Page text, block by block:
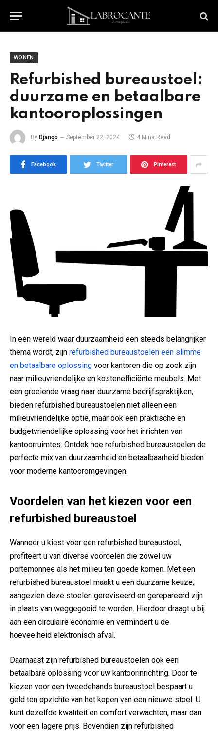
WONEN
Refurbished bureaustoel:
duurzame en betaalbare
kantooroplossingen
By Django September 22, 2024 4 Mins Read
Facebook Twitter Pinterest
In een wereld waar duurzaamheid een steeds belangrijker
thema wordt, zijn refurbished bureaustoelen een slimme
en betaalbare oplossing voor kantoren die op zoek zijn
naar milieuvriendelijke en kostenefficiënte meubels. Met
een groeiende vraag naar duurzame bedrijfspraktijken,
bieden refurbished bureaustoelen niet alleen een
milieuvriendelijke optie, maar ook een praktische en
budgetvriendelijke oplossing voor het inrichten van
kantoorruimtes. Ontdek hoe refurbished bureaustoelen de
perfecte mix van duurzaamheid en betaalbaarheid bieden
voor moderne kantooromgevingen.
Voordelen van het kiezen voor een
refurbished bureaustoel
Wanneer u kiest voor een refurbished bureaustoel,
profiteert u van diverse voordelen die zowel uw
portemonnee als het milieu ten goede komen. Met een
refurbished bureaustoel maakt u een duurzame keuze,
aangezien deze stoelen gereviseerd en gerepareerd zijn
in plaats van weggegooid te worden. Hierdoor draagt u bij
aan een circulaire economie en vermindert u de
hoeveelheid elektronisch afval.
Daarnaast zijn refurbished bureaustoelen ook een
betaalbare oplossing voor uw kantoorinrichting. Door te
kiezen voor een tweedehands bureaustoel bespaart u
geld ten opzichte van het kopen van een nieuwe stoel. U
kunt dezelfde kwaliteit en comfort verwachten, maar dan
voor een lagere prijs. Bovendien zijn refurbished